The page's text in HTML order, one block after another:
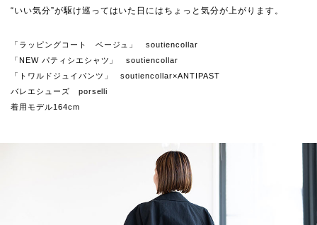
“いい気分”が駆け巡ってはいた日にはちょっと気分が上がります。
「ラッピングコート ベージュ」 soutiencollar
「NEW パティシエシャツ」 soutiencollar
「トワルドジュイパンツ」 soutiencollar×ANTIPAST
バレエシューズ porselli
着用モデル164cm